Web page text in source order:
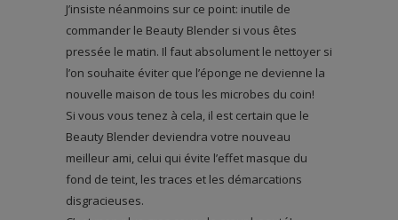
J’insiste néanmoins sur ce point: inutile de
commander le Beauty Blender si vous êtes
pressée le matin. Il faut absolument le nettoyer si
l’on souhaite éviter que l’éponge ne devienne la
nouvelle maison de tous les microbes du coin!
Si vous vous tenez à cela, il est certain que le
Beauty Blender deviendra votre nouveau
meilleur ami, celui qui évite l’effet masque du
fond de teint, les traces et les démarcations
disgracieuses.